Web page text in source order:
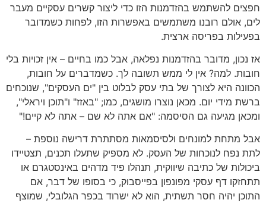
חפצים להשתמש בהזדמנות הזו כדי ליצור קשרים עסקיים מעבר
לים, אולם רובנו משתמשים באפשרות הזו, לפחות כשמדובר
בפעילות בפריסה ארצית.
אז נכון, מדובר בהזדמנות נפלאה, אבל כמו בחיים – אין זכויות בלי
חובות. למה? אין לי ממש תשובה לך. כשמדברים על חובות,
הכוונה היא לצורך של בתי עסק לבלוט בין "ים העסקים", שנוכחים
ברשת מידי יום. מכאן נוצרו מושגים, כמו; "באזז" ו"תוכן ויראלי",
ומכאן מגיעה גם הסיסמה: "אם אתה לא שם – אתה לא קיים!"
אבל מתחת למונחים ולסיסמאות מסתתרת דרישה נוספת –
לתת נפח לנוכחות של העסק. לא מספיק שתעלו תכנים, תצטיידו
ביכולות של כתיבה שיווקית, תנהלו פיד מדהים באינסטגרם או
תתחזקו דף עסקי מפונפון בפייסבוק, כי בסופו של דבר, אם
התוכן יהיה חסר תשתית, הוא לא ישרוד בכפר הגלובלי, שמוצף